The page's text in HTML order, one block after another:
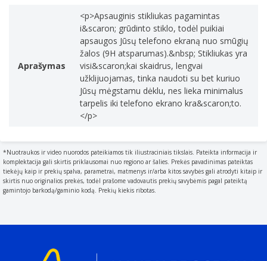
Aprašymas
<p>Apsauginis stikliukas pagamintas
i&scaron; grūdinto stiklo, todėl puikiai
apsaugos Jūsų telefono ekraną nuo smūgių
žalos (9H atsparumas).&nbsp; Stikliukas yra
visi&scaron;kai skaidrus, lengvai
užklijuojamas, tinka naudoti su bet kuriuo
Jūsų mėgstamu dėklu, nes lieka minimalus
tarpelis iki telefono ekrano kra&scaron;to.
</p>
*Nuotraukos ir video nuorodos pateikiamos tik iliustraciniais tikslais. Pateikta informacija ir
komplektacija gali skirtis priklausomai nuo regiono ar šalies. Prekės pavadinimas pateiktas
tiekėjų kaip ir prekių spalva, parametrai, matmenys ir/arba kitos savybės gali atrodyti kitaip ir
skirtis nuo originalios prekės, todėl prašome vadovautis prekių savybėmis pagal pateiktą
gamintojo barkodą/gaminio kodą. Prekių kiekis ribotas.